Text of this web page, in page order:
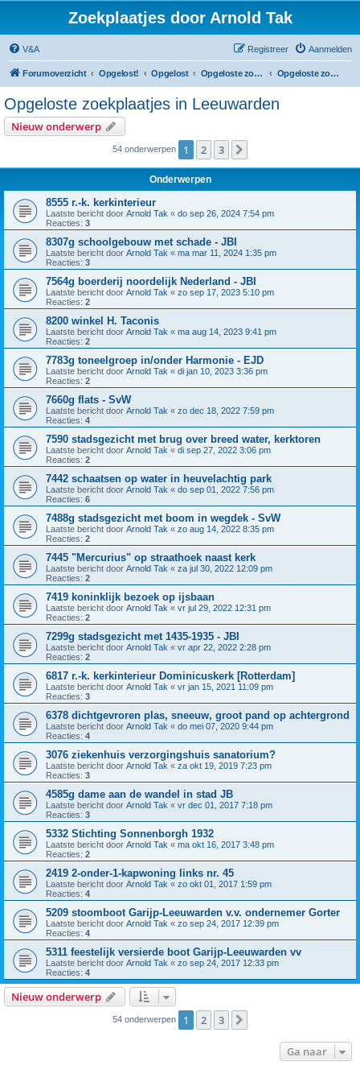
Zoekplaatjes door Arnold Tak
V&A Aanmelden
Registreer
Forumoverzicht Opgelost! Opgelost Opgeloste zoekplaatjes in Friesland Opgeloste zoekplaatjes in Leeuwarden
Opgeloste zoekplaatjes in Leeuwarden
Nieuw onderwerp
54 onderwerpen 1 2 3
Onderwerpen
8555 r.-k. kerkinterieur
Laatste bericht door Arnold Tak « do sep 26, 2024 7:54 pm
Reacties: 3
8307g schoolgebouw met schade - JBI
Laatste bericht door Arnold Tak « ma mar 11, 2024 1:35 pm
Reacties: 3
7564g boerderij noordelijk Nederland - JBI
Laatste bericht door Arnold Tak « zo sep 17, 2023 5:10 pm
Reacties: 2
8200 winkel H. Taconis
Laatste bericht door Arnold Tak « ma aug 14, 2023 9:41 pm
Reacties: 2
7783g toneelgroep in/onder Harmonie - EJD
Laatste bericht door Arnold Tak « di jan 10, 2023 3:36 pm
Reacties: 2
7660g flats - SvW
Laatste bericht door Arnold Tak « zo dec 18, 2022 7:59 pm
Reacties: 4
7590 stadsgezicht met brug over breed water, kerktoren
Laatste bericht door Arnold Tak « di sep 27, 2022 3:06 pm
Reacties: 2
7442 schaatsen op water in heuvelachtig park
Laatste bericht door Arnold Tak « do sep 01, 2022 7:56 pm
Reacties: 6
7488g stadsgezicht met boom in wegdek - SvW
Laatste bericht door Arnold Tak « zo aug 14, 2022 8:35 pm
Reacties: 2
7445 "Mercurius" op straathoek naast kerk
Laatste bericht door Arnold Tak « za jul 30, 2022 12:09 pm
Reacties: 2
7419 koninklijk bezoek op ijsbaan
Laatste bericht door Arnold Tak « vr jul 29, 2022 12:31 pm
Reacties: 2
7299g stadsgezicht met 1435-1935 - JBI
Laatste bericht door Arnold Tak « vr apr 22, 2022 2:28 pm
Reacties: 2
6817 r.-k. kerkinterieur Dominicuskerk [Rotterdam]
Laatste bericht door Arnold Tak « vr jan 15, 2021 11:09 pm
Reacties: 3
6378 dichtgevroren plas, sneeuw, groot pand op achtergrond
Laatste bericht door Arnold Tak « do mei 07, 2020 9:44 pm
Reacties: 4
3076 ziekenhuis verzorgingshuis sanatorium?
Laatste bericht door Arnold Tak « za okt 19, 2019 7:23 pm
Reacties: 3
4585g dame aan de wandel in stad JB
Laatste bericht door Arnold Tak « vr dec 01, 2017 7:18 pm
Reacties: 3
5332 Stichting Sonnenborgh 1932
Laatste bericht door Arnold Tak « ma okt 16, 2017 3:48 pm
Reacties: 2
2419 2-onder-1-kapwoning links nr. 45
Laatste bericht door Arnold Tak « zo okt 01, 2017 1:59 pm
Reacties: 4
5209 stoomboot Garijp-Leeuwarden v.v. ondernemer Gorter
Laatste bericht door Arnold Tak « zo sep 24, 2017 12:39 pm
Reacties: 4
5311 feestelijk versierde boot Garijp-Leeuwarden vv
Laatste bericht door Arnold Tak « zo sep 24, 2017 12:33 pm
Reacties: 4
Nieuw onderwerp
54 onderwerpen 1 2 3
Ga naar